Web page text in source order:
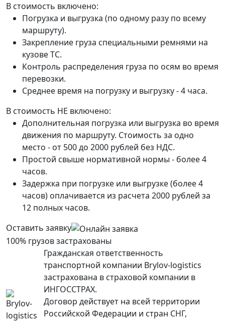
В стоимость включено:
Погрузка и выгрузка (по одному разу по всему
маршруту).
Закрепление груза специальными ремнями на
кузове ТС.
Контроль распределения груза по осям во время
перевозки.
Среднее время на погрузку и выгрузку - 4 часа.
В стоимость НЕ включено:
Дополнительная погрузка или выгрузка во время
движения по маршруту. Стоимость за одно
место - от 500 до 2000 рублей без НДС.
Простой свыше нормативной нормы - более 4
часов.
Задержка при погрузке или выгрузке (более 4
часов) оплачивается из расчета 2000 рублей за
12 полных часов.
Оставить заявку
100% грузов застрахованы
Гражданская ответственность
транспортной компании Brylov-logistics
застрахована в страховой компании в
ИНГОСCТРАХ.
Договор действует на всей территории
Российской Федерации и стран СНГ,